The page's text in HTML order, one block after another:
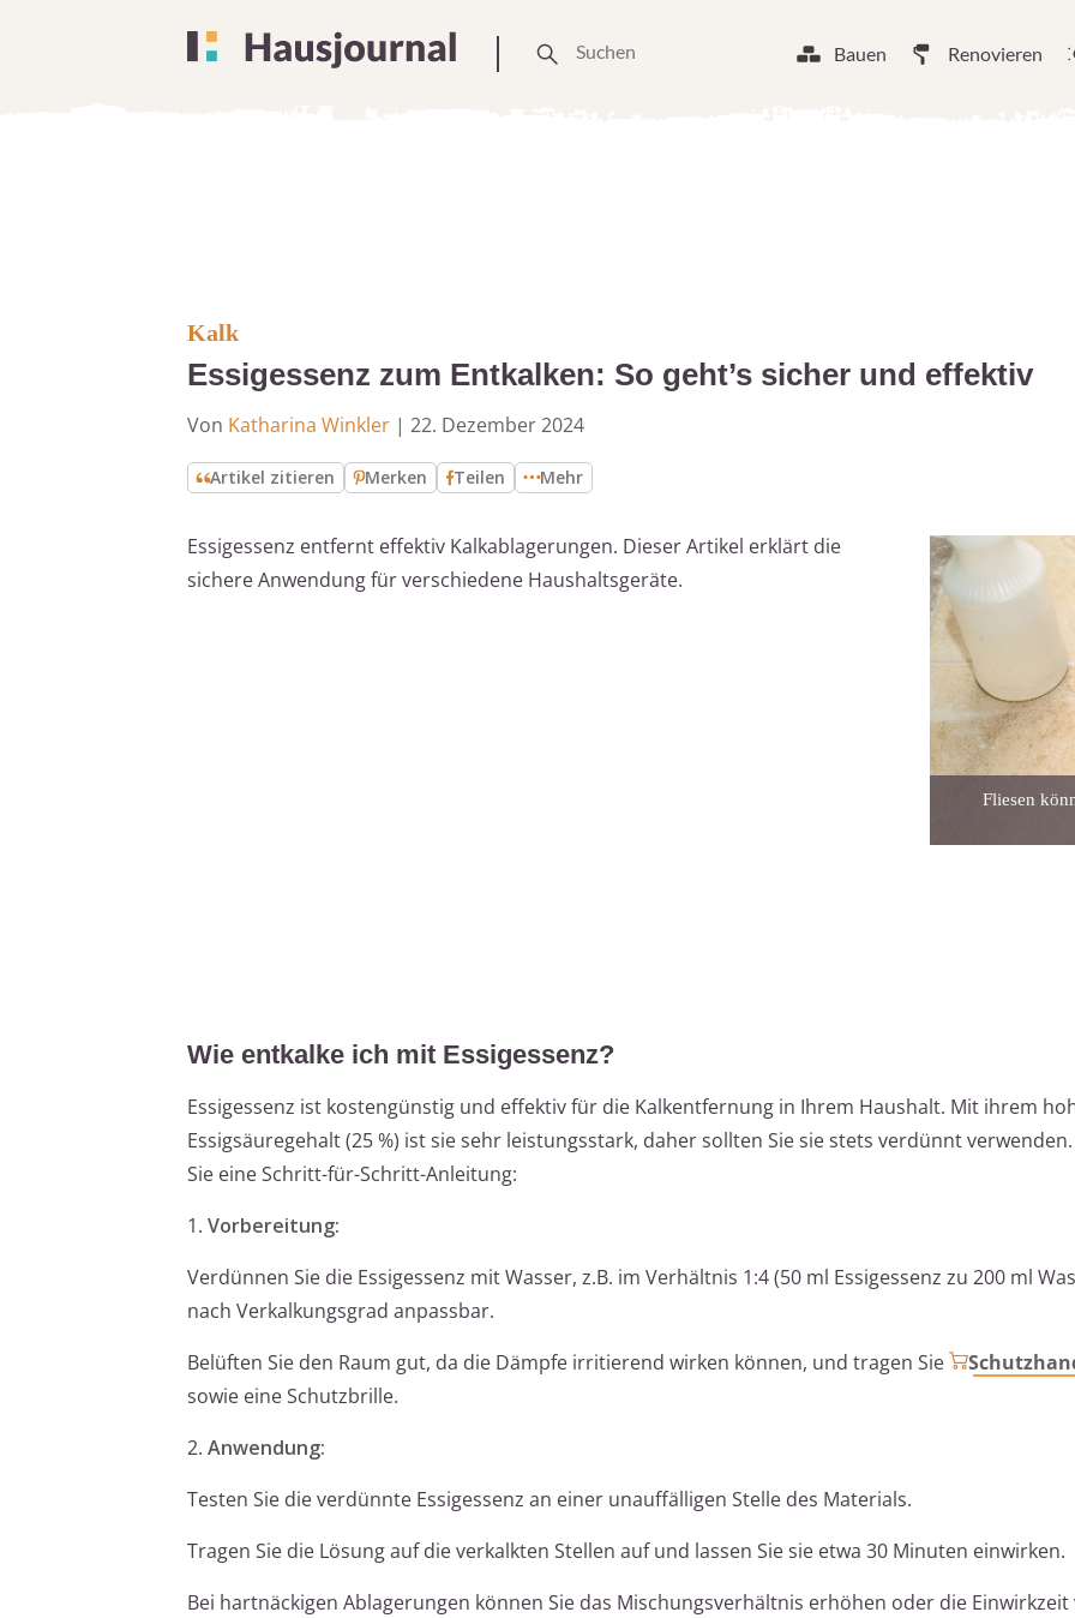
Bauen Renovieren
Kalk
Essigessenz zum Entkalken: So geht’s sicher und effektiv
Von Katharina Winkler | 22. Dezember 2024
Artikel zitieren Merken Teilen Mehr
Essigessenz entfernt effektiv Kalkablagerungen. Dieser Artikel erklärt die
sichere Anwendung für verschiedene Haushaltsgeräte.
Fliesen
Wie entkalke ich mit Essigessenz?
Essigessenz ist kostengünstig und effektiv für die Kalkentfernung in Ihrem Haushalt. Mit ihrem
Essigsäuregehalt (25 %) ist sie sehr leistungsstark, daher sollten Sie sie stets verdünnt
Sie eine Schritt-für-Schritt-Anleitung:
1. Vorbereitung:
Verdünnen Sie die Essigessenz mit Wasser, z.B. im Verhältnis 1:4 (50 ml Essigessenz zu 200 ml
nach Verkalkungsgrad anpassbar.
Belüften Sie den Raum gut, da die Dämpfe irritierend wirken können, und tragen Sie
sowie eine Schutzbrille.
2. Anwendung:
Testen Sie die verdünnte Essigessenz an einer unauffälligen Stelle des Materials.
Tragen Sie die Lösung auf die verkalkten Stellen auf und lassen Sie sie etwa 30 Minuten einwirken.
Bei hartnäckigen Ablagerungen können Sie das Mischungsverhältnis erhöhen oder die